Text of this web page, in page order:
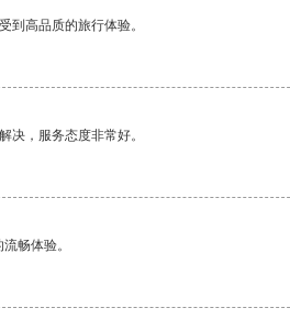
到高品质的旅行体验。
决，服务态度非常好。
畅体验。